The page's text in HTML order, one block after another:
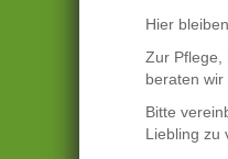
Hier
Zur Pflege,
beraten wir
Bitte
Liebling zu